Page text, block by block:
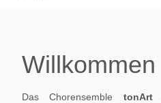
Das Chorensemble tonArt